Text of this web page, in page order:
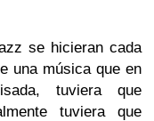
se hicieran cada
una música que en
tuviera que
tuviera que